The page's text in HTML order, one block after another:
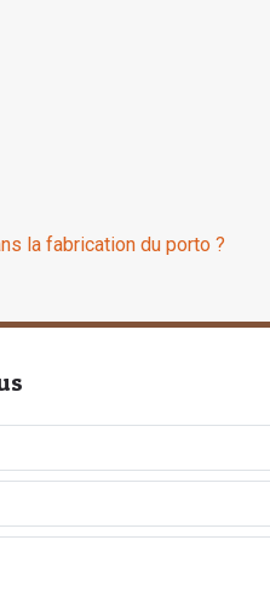
la fabrication du porto ?